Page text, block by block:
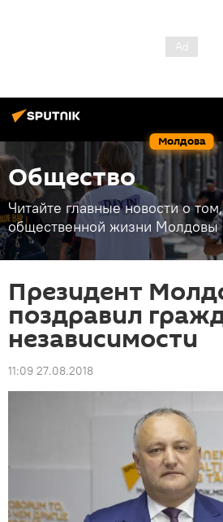
Молдова
Общество
Читайте главные новости о
общественной жизни Молдовы
Президент
поздравил
независимости
11:09 27.08.2018